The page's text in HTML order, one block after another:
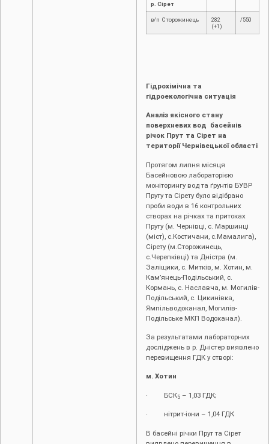
р. Сірет
в/п Сторожинець
282
(+1)
/550
Гідрохімічна та
гідроекологічна ситуація
Аналіз якісного стану
поверхневих вод басейнів
річок Прут та Сірет на
території Чернівецької області
Протягом липня місяця
Басейновою лабораторією
моніторингу вод та ґрунтів БУВР
Пруту та Сірету було відібрано
проби води в 16 контрольних
створах на річках та притоках
Пруту (м. Чернівці, с. Маршинці
(міст), с.Костичани, с.Мамалига),
Сірету (м.Сторожинець,
с.Черепківці) та Дністра (м.
Заліщики, с. Митків, м. Хотин, м.
Кам’янець-Подільський, с.
Кормань, с. Наславча, м. Могилів-
Подільський, с. Цикинівка,
Ямпільводоканал, Могилів-
Подільське МКП Водоканал).
За результатами лабораторних
досліджень в р. Дністер виявлено
перевищення ГДК у створі:
м. Хотин
· БСК5 – 1,03 ГДК;
· нітрит-іони – 1,04 ГДК
В басейні річки Прут та Сірет